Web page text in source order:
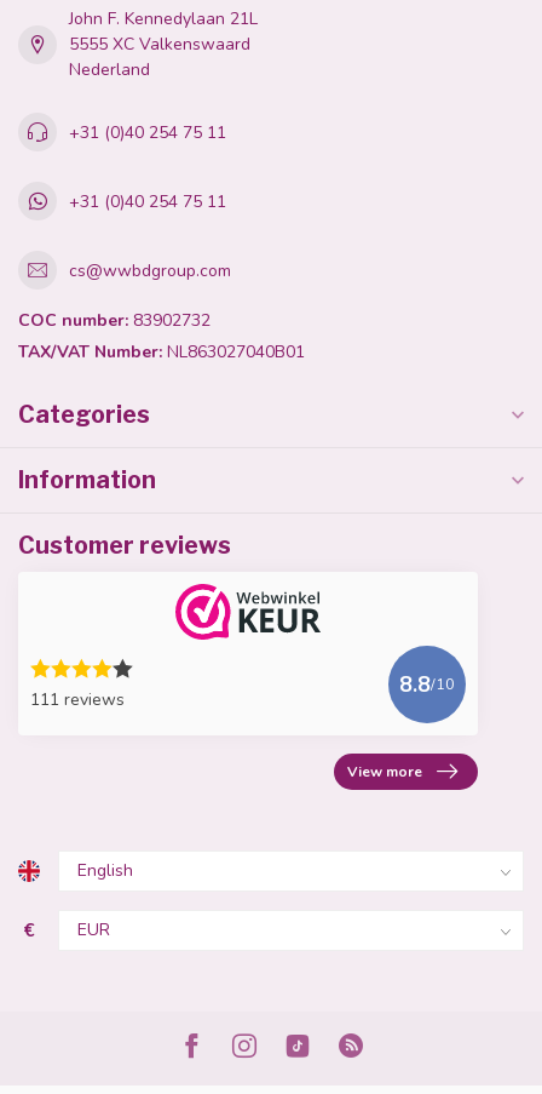
John F. Kennedylaan 21L
5555 XC Valkenswaard
Nederland
+31 (0)40 254 75 11
+31 (0)40 254 75 11
cs@wwbdgroup.com
COC number: 83902732
TAX/VAT Number: NL863027040B01
Categories
Information
Customer reviews
111 reviews
8.8/10
View more
€